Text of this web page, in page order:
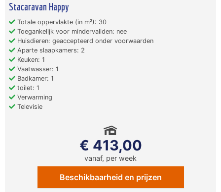
Stacaravan Happy
Totale oppervlakte (in m²): 30
Toegankelijk voor mindervaliden: nee
Huisdieren: geaccepteerd onder voorwaarden
Aparte slaapkamers: 2
Keuken: 1
Vaatwasser: 1
Badkamer: 1
toilet: 1
Verwarming
Televisie
€ 413,00
vanaf, per week
Beschikbaarheid en prijzen